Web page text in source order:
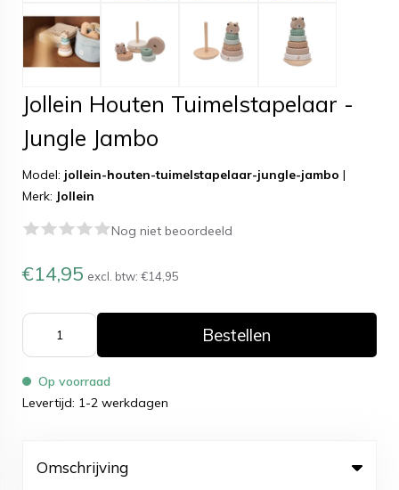
Jollein Houten Tuimelstapelaar -
Jungle Jambo
Model: jollein-houten-tuimelstapelaar-jungle-jambo |
Merk: Jollein
Nog niet beoordeeld
€14,95 excl. btw: €14,95
Bestellen
Op voorraad
Levertijd: 1-2 werkdagen
Omschrijving